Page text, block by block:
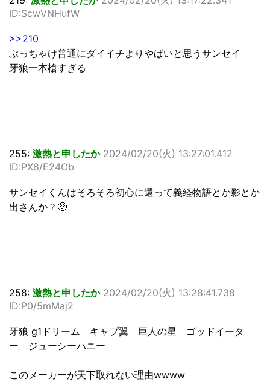
ID:ScwVNHufW
>>210
ぶっちゃけ普通にダイイチよりやばいと思うサンセイ
牙狼一本槍すぎる
255: 激熱と申したか 2024/02/20(火) 13:27:01.412
ID:PX8/E24Ob
サンセイくんはそろそろ初心に還って義経物語とか影とか
出さんか？🥺
258: 激熱と申したか 2024/02/20(火) 13:28:41.738
ID:P0/5mMaj2
牙狼 g1ドリーム キャプ翼 巨人の星 ゴッドイータ
ー ジューシーハニー
このメーカーが天下取れない理由wwww